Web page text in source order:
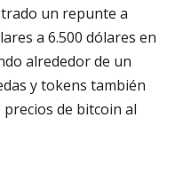
un repunte a
a 6.500 dólares en
alrededor de un
y tokens también
de bitcoin al